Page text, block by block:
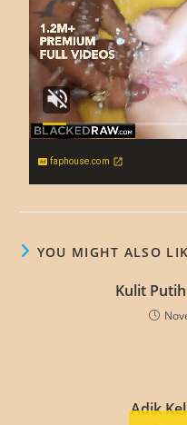
faphouse.com
YOU MIGHT ALSO
Kulit
Adik